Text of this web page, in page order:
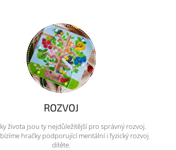
ROZVOJ
života jsou ty nejdůležitější pro správný rozvoj.
hračky podporující mentální i fyzický rozvoj
dítěte.